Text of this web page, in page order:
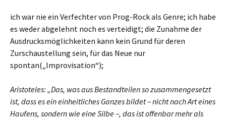
ich war nie ein Verfechter von Prog-Rock als Genre; ich habe
es weder abgelehnt noch es verteidigt; die Zunahme der
Ausdrucksmöglichkeiten kann kein Grund für deren
Zurschaustellung sein, für das Neue nur
spontan(„Improvisation“);
Aristoteles: „Das, was aus Bestandteilen so zusammengesetzt
ist, dass es ein einheitliches Ganzes bildet – nicht nach Art eines
Haufens, sondern wie eine Silbe –, das ist offenbar mehr als